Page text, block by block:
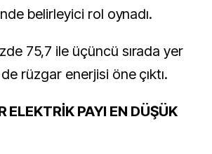
belirleyici rol oynadı.
75,7 ile üçüncü sırada yer
rüzgar enerjisi öne çıktı.
ELEKTRİK PAYI EN DÜŞÜK